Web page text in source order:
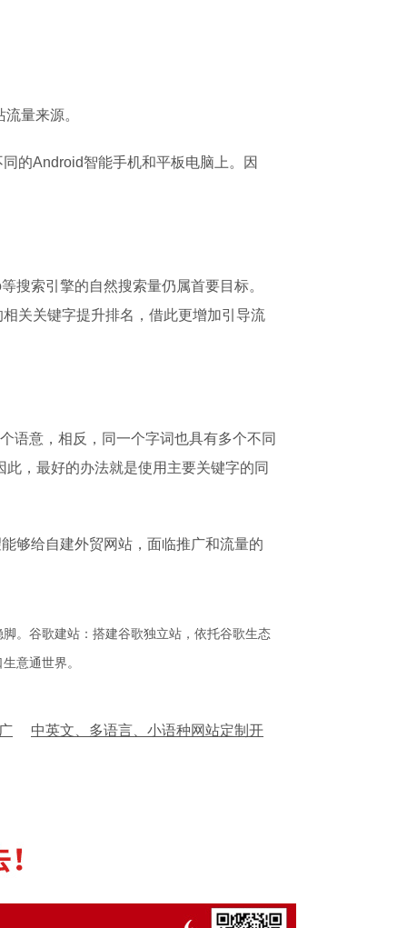
量来源。
的Android智能手机和平板电脑上。因
搜索引擎的自然搜索量仍属首要目标。
关关键字提升排名，借此更增加引导流
语意，相反，同一个字词也具有多个不同
，最好的办法就是使用主要关键字的同
够给自建外贸网站，面临推广和流量的
。谷歌建站：搭建谷歌独立站，依托谷歌生态
意通世界。
中英文、多语言、小语种网站定制开